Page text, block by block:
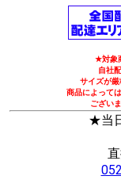
★対象
自社
サイズが
商品によって
ござい
★当